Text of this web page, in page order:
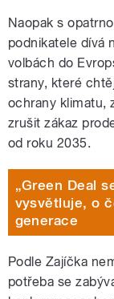
Naopak s
podnikatele dívá
volbách do
strany, které
ochrany klimatu,
zrušit zákaz
od roku 2035.
„Green Deal
vysvětluje, o
generace
Podle Zajíčka
potřeba se